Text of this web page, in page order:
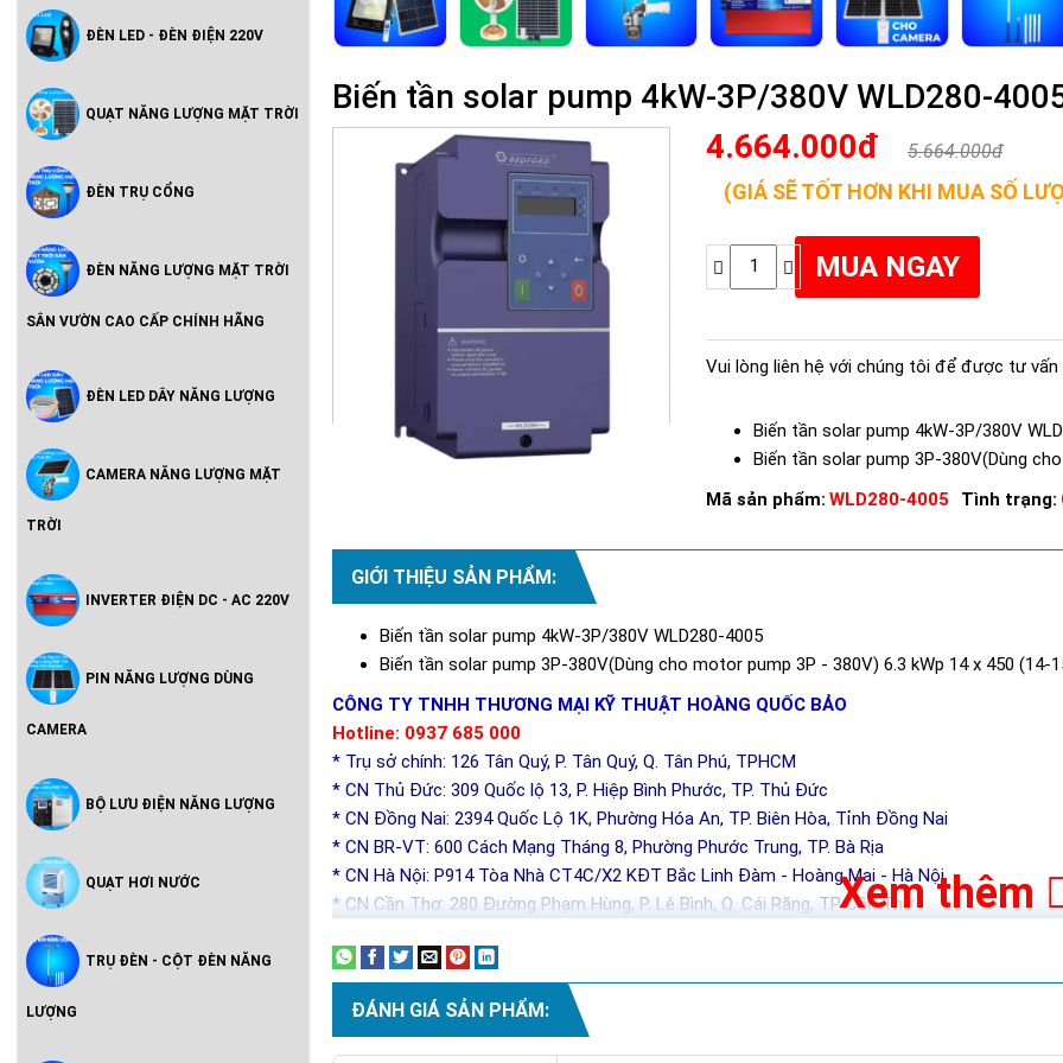
Vườn Cao Cấp Chính Hãng
ĐÈN LED - ĐÈN ĐIỆN 220V
Hoàng Quốc Bảo - Độ Sáng Cao,
QUẠT NĂNG LƯỢNG MẶT TRỜI
ĐÈN TRỤ CỔNG
ĐÈN NĂNG LƯỢNG MẶT TRỜI
SÂN VƯỜN CAO CẤP CHÍNH HÃNG
ĐÈN LED DÂY NĂNG LƯỢNG
CAMERA NĂNG LƯỢNG MẶT
TRỜI
INVERTER ĐIỆN DC - AC 220V
PIN NĂNG LƯỢNG DÙNG
CAMERA
BỘ LƯU ĐIỆN NĂNG LƯỢNG
QUẠT HƠI NƯỚC
TRỤ ĐÈN - CỘT ĐÈN NĂNG
LƯỢNG
Biến tần solar pump 4kW-3P/380V WLD280-
4.664.000đ
5.664.000đ
(GIÁ SẼ TỐT HƠN KHI MUA SỐ
Vui lòng liên hệ với chúng tôi để được tư vấn
Biến tần solar pump 4kW-3P/380V
Biến tần solar pump 3P-380V(Dùng
Mã sản phẩm: WLD280-4005 Tình trạng:
GIỚI THIỆU SẢN PHẨM:
Biến tần solar pump 4kW-3P/380V WLD280-4005
Biến tần solar pump 3P-380V(Dùng cho motor pump 3P - 380V) 6.3 kWp 14 x 450 (14-
CÔNG TY TNHH THƯƠNG MẠI KỸ THUẬT HOÀNG QUỐC BẢO
Hotline: 0937 685 000
* Trụ sở chính: 126 Tân Quý, P. Tân Quý, Q. Tân Phú, TPHCM
* CN Thủ Đức: 309 Quốc lộ 13, P. Hiệp Bình Phước, TP. Thủ Đức
* CN Đồng Nai: 2394 Quốc Lộ 1K, Phường Hóa An, TP. Biên Hòa, Tỉnh Đồng Nai
* CN BR-VT: 600 Cách Mạng Tháng 8, Phường Phước Trung, TP. Bà Rịa
* CN Hà Nội: P914 Tòa Nhà CT4C/X2 KĐT Bắc Linh Đàm - Hoàng Mai - Hà Nội
* CN Cần Thơ: 280 Đường Phạm Hùng, P. Lê Bình, Q. Cái Răng, TP Cần ThơXem thêm
ĐÁNH GIÁ SẢN PHẨM: